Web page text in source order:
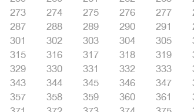
273 274 275 276 277
287 288 289 290 291
301 302 303 304 305
315 316 317 318 319
329 330 331 332 333
343 344 345 346 347
357 358 359 360 361